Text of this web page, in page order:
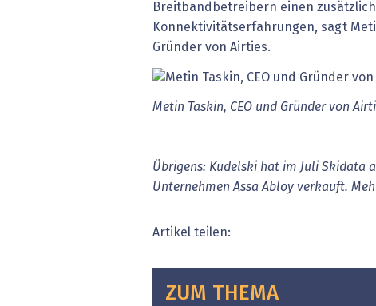
Breitbandbetreibern einen
Konnektivitätserfahrungen, sagt
Gründer von Airties.
Metin Taskin, CEO und Gründer von
Übrigens: Kudelski hat im Juli Skidata
Unternehmen Assa Abloy verkauft.
Artikel teilen:
ZUM THEMA